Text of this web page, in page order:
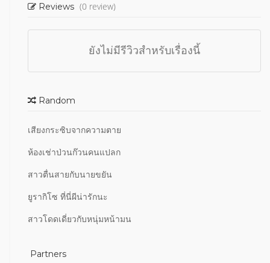
Reviews (0 review)
ยังไม่มีรีวิวสำหรับเรื่องนี้
Random
เสียงกระซิบจากความตาย
ห้องเช่าป่วนก๊วนคนแปลก
สาวตื่นสายกับนายขยัน
ยูรากิโซ ที่นี่ผีน่ารักนะ
สาวโดดเดี่ยวกับหนุ่มหน้ามน
Partners